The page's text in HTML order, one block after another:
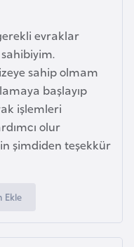
evraklar
sahip olmam
başlayıp
işlemleri
olur
şimdiden teşekkür
Ekle